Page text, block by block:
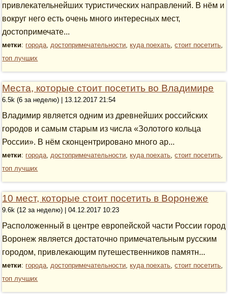
привлекательнейших туристических направлений. В нём и
вокруг него есть очень много интересных мест,
достопримечате...
метки: города,достопримечательности,куда поехать,стоит посетить,
топ лучших
Места, которые стоит посетить во Владимире
6.5k (6 за неделю) | 13.12.2017 21:54
Владимир является одним из древнейших российских
городов и самым старым из числа «Золотого кольца
России». В нём сконцентрировано много ар...
метки: города,достопримечательности,куда поехать,стоит посетить,
топ лучших
10 мест, которые стоит посетить в Воронеже
9.6k (12 за неделю) | 04.12.2017 10:23
Расположенный в центре европейской части России город
Воронеж является достаточно примечательным русским
городом, привлекающим путешественников памятн...
метки: города,достопримечательности,куда поехать,стоит посетить,
топ лучших